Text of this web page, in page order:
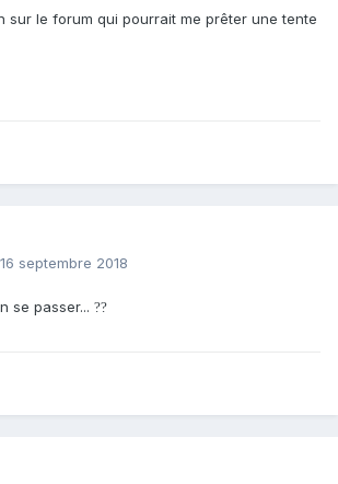
sur le forum qui pourrait me prêter une tente
septembre 2018
se passer... ??